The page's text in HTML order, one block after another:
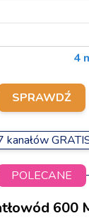
4
SPRAWDŹ
kanałów
POLECANE
600